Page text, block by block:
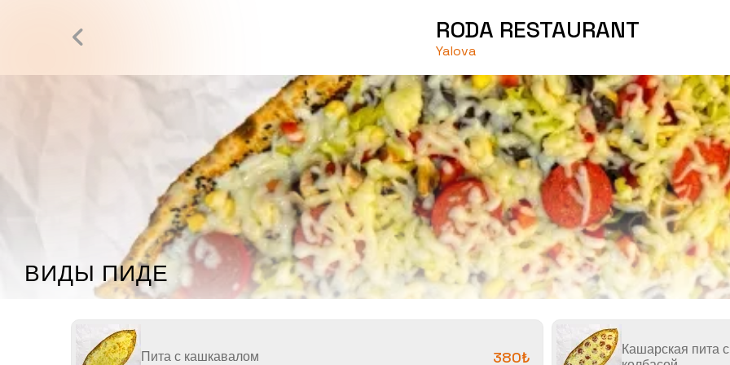
RODA RESTAURANT
Yalova
ВИДЫ ПИДЕ
Пита с кашкавалом 380₺
Кашарская пита с